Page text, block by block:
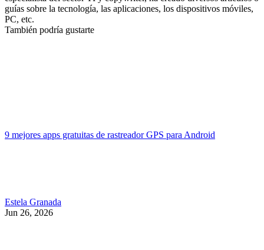
guías sobre la tecnología, las aplicaciones, los dispositivos móviles,
PC, etc.
También podría gustarte
9 mejores apps gratuitas de rastreador GPS para Android
Estela Granada
Jun 26, 2026